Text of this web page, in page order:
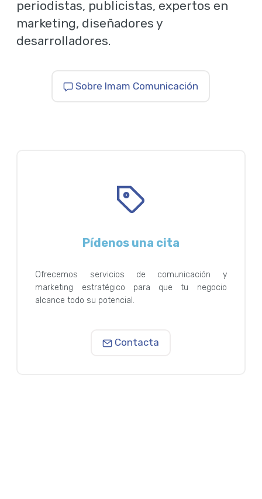
periodistas, publicistas, expertos en
marketing, diseñadores y
desarrolladores.
Sobre Imam Comunicación
Pídenos una cita
Ofrecemos servicios de comunicación y
marketing estratégico para que tu negocio
alcance todo su potencial.
Contacta